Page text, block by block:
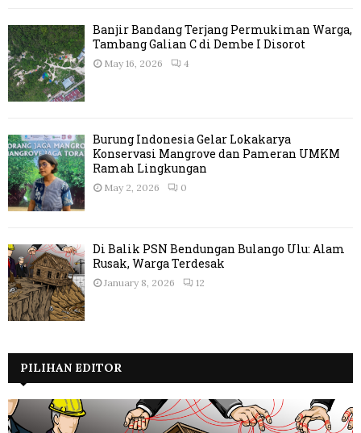
Banjir Bandang Terjang Permukiman Warga,
Tambang Galian C di Dembe I Disorot
May 16, 2026 4
Burung Indonesia Gelar Lokakarya
Konservasi Mangrove dan Pameran UMKM
Ramah Lingkungan
May 2, 2026 0
Di Balik PSN Bendungan Bulango Ulu: Alam
Rusak, Warga Terdesak
January 8, 2026 12
PILIHAN EDITOR